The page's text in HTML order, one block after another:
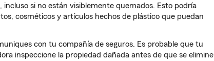
si no están visiblemente quemados. Esto podría
cosméticos y artículos hechos de plástico que puedan
con tu compañía de seguros. Es probable que tu
inspeccione la propiedad dañada antes de que se elimine